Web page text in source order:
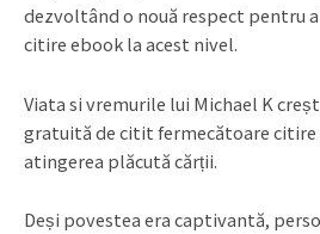
dezvoltând o nouă respect pentru
citire ebook la acest nivel.
Viata si vremurile lui Michael K
gratuită de citit fermecătoare citire
atingerea plăcută cărții.
Deși povestea era captivantă,